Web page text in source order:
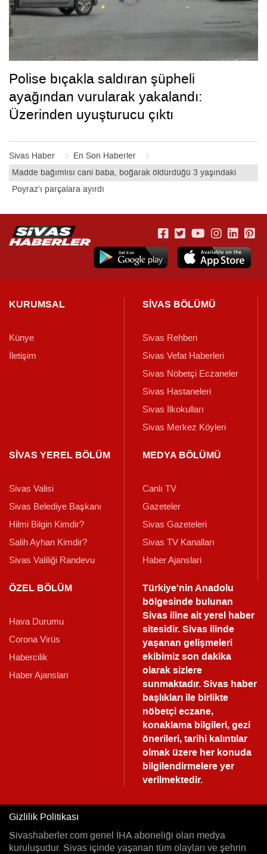
Sivas Haber
En Son Haberler
Madde bağımlısı cani baba, boğarak öldürdüğü 3 yaşındaki
Poyraz’ı parçalara ayırdı
Polise bıçakla saldıran şüpheli
ayağından vurularak yakalandı:
Üzerinden uyuşturucu çıktı
KURUMSAL
Künye
İletişim
SİVAS BÖLÜMÜ
Sivas Rehberi
Sivas Vefat Haberleri
Sivas Nöbetçi Eczaneler
Sivas Hastaneleri
Sivas İlkokulları
Sivas Merkez Köyleri
SİVAS YEREL BÖLÜM
Sivas Valisi
Sivas Belediye Başkanı
Hilmi Bilgin Kimdir?
Salih Ayhan Kimdir?
Sivas Valiliği Randevu
MEDYA BÖLÜMÜ
Canlı TV
Gazeteler
Sivas Gazeteleri
Sivas TV Kanalları
Haber Ajanslari
ÖZEL BÖLÜM
Hava Durumu
Corona Virüs
Habercilik
Haber Ajanslari
Türkiye'nin Anadolu
bölgesinde bulunan
Sivas iline ait yerel haber
sitesidir. Sivas ilinde
yaşanan gelişmeleri
ekibimiz son dakika
olarak sizlere
sunmaktadır.Sivas haber
başlıkları ile birlikte
nöbetçi eczane,
konaklama bilgileri, gezi
önerileri, tarihi kalıntılar
olmak üzere her konuda
bilgilendirmelere yer
verilmektedir.
Gizlilik Politikası
Sivashaberler.com genel İHA aboneliği olan medya
kuruluşudur. Sivas içinde yaşanan tüm olayları ve şehrin